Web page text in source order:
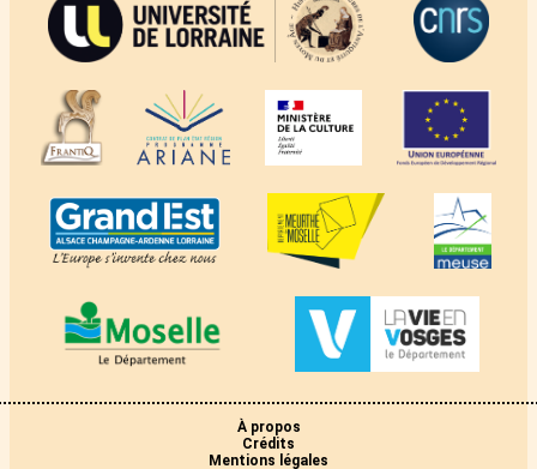
À propos
Crédits
Mentions légales